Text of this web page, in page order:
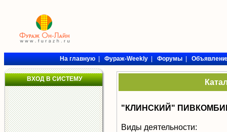
На главную|Фураж-Weekly|Форумы|
ВХОД В СИСТЕМУ
"КЛИНСКИЙ"
Виды деятельности: